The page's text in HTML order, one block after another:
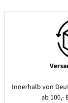
Innerhalb von
ab 100,-